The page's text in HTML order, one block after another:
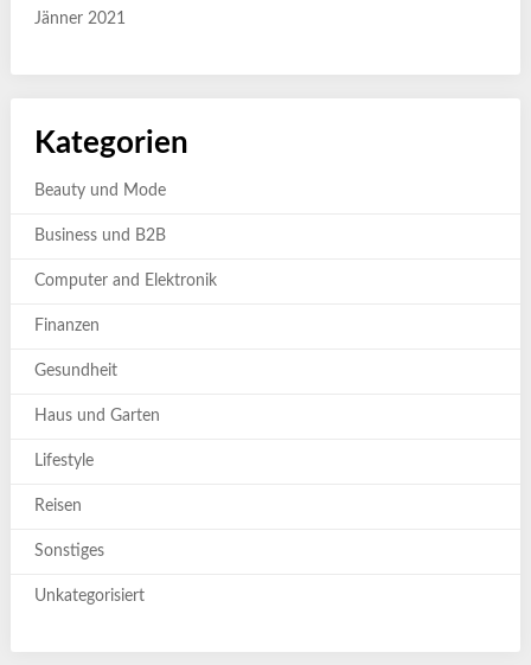
Jänner 2021
Kategorien
Beauty und Mode
Business und B2B
Computer and Elektronik
Finanzen
Gesundheit
Haus und Garten
Lifestyle
Reisen
Sonstiges
Unkategorisiert